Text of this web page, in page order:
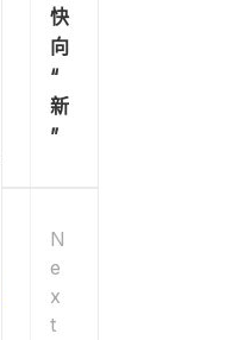
快
向
“
新
”
N
e
x
t